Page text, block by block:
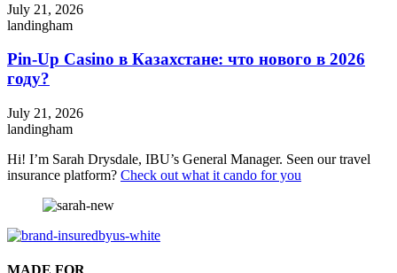
July 21, 2026
landingham
Pin-Up Casino в Казахстане: что нового в 2026
году?
July 21, 2026
landingham
Hi! I’m Sarah Drysdale, IBU’s General Manager. Seen our travel
insurance platform? Check out what it cando for you